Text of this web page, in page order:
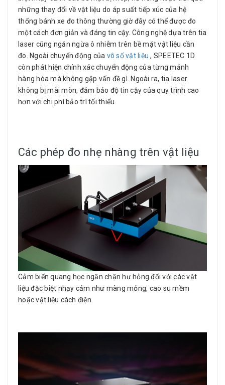
những thay đổi về vật liệu do áp suất tiếp xúc của hệ
thống bánh xe đo thông thường giờ đây có thể được đo
một cách đơn giản và đáng tin cậy. Công nghệ dựa trên tia
laser cũng ngăn ngừa ô nhiễm trên bề mặt vật liệu cần
đo. Ngoài chuyển động của vô số vật liệu , SPEETEC 1D
còn phát hiện chính xác chuyển động của từng mảnh
hàng hóa mà không gặp vấn đề gì. Ngoài ra, tia laser
không bị mài mòn, đảm bảo độ tin cậy của quy trình cao
hơn với chi phí bảo trì tối thiểu.
Các phép đo nhẹ nhàng trên vật liệu
Cảm biến quang học ngăn chặn hư hỏng đối với các vật
liệu đặc biệt nhạy cảm như màng mỏng, cao su mềm
hoặc vật liệu cách điện.